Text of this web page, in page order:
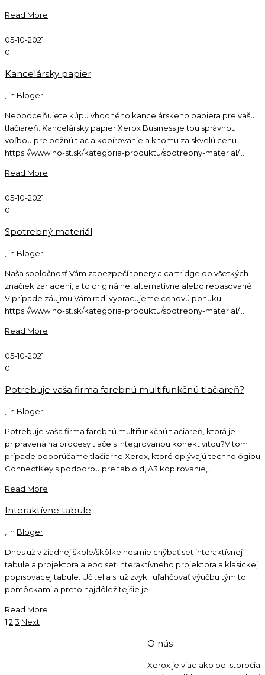
Read More
05-10-2021
0
Kancelársky papier
, in Bloger
Nepodceňujete kúpu vhodného kancelárskeho papiera pre vašu
tlačiareň. Kancelársky papier Xerox Business je tou správnou
voľbou pre bežnú tlač a kopírovanie a k tomu za skvelú cenu
https://www.ho-st.sk/kategoria-produktu/spotrebny-material/...
Read More
05-10-2021
0
Spotrebný materiál
, in Bloger
Naša spoločnosť Vám zabezpečí tonery a cartridge do všetkých
značiek zariadení, a to originálne, alternatívne alebo repasované.
V prípade záujmu Vám radi vypracujeme cenovú ponuku.
https://www.ho-st.sk/kategoria-produktu/spotrebny-material/...
Read More
05-10-2021
0
Potrebuje vaša firma farebnú multifunkčnú tlačiareň?
, in Bloger
Potrebuje vaša firma farebnú multifunkčnú tlačiareň, ktorá je
pripravená na procesy tlače s integrovanou konektivitou?V tom
prípade odporúčame tlačiarne Xerox, ktoré oplývajú technológiou
ConnectKey s podporou pre tabloid, A3 kopírovanie,...
Read More
Interaktívne tabule
, in Bloger
Dnes už v žiadnej škole/škôlke nesmie chýbať set interaktívnej
tabule a projektora alebo set Interaktívneho projektora a klasickej
popisovacej tabule. Učitelia si už zvykli uľahčovať výučbu týmito
pomôckami a preto najdôležitejšie je...
Read More
1 2 3 Next
O nás
Xerox je viac ako pol storočia